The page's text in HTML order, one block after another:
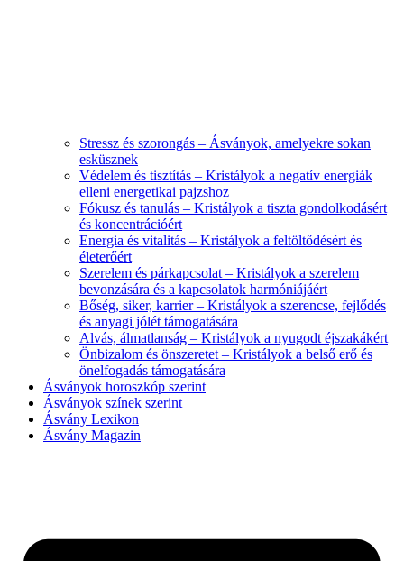
Stressz és szorongás – Ásványok, amelyekre sokan
esküsznek
Védelem és tisztítás – Kristályok a negatív energiák
elleni energetikai pajzshoz
Fókusz és tanulás – Kristályok a tiszta gondolkodásért
és koncentrációért
Energia és vitalitás – Kristályok a feltöltődésért és
életerőért
Szerelem és párkapcsolat – Kristályok a szerelem
bevonzására és a kapcsolatok harmóniájáért
Bőség, siker, karrier – Kristályok a szerencse, fejlődés
és anyagi jólét támogatására
Alvás, álmatlanság – Kristályok a nyugodt éjszakákért
Önbizalom és önszeretet – Kristályok a belső erő és
önelfogadás támogatására
Ásványok horoszkóp szerint
Ásványok színek szerint
Ásvány Lexikon
Ásvány Magazin